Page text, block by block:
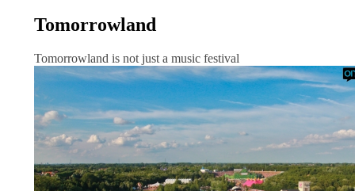
Tomorrowland
Tomorrowland is not just a music festival